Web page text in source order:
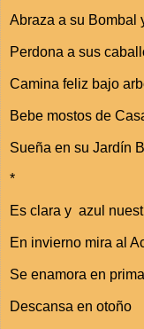
Abraza a su Bombal
Perdona a sus
Camina feliz bajo
Bebe mostos de
Sueña en su Jardín
*
Es clara y azul
En invierno mira al
Se enamora en
Descansa en otoño